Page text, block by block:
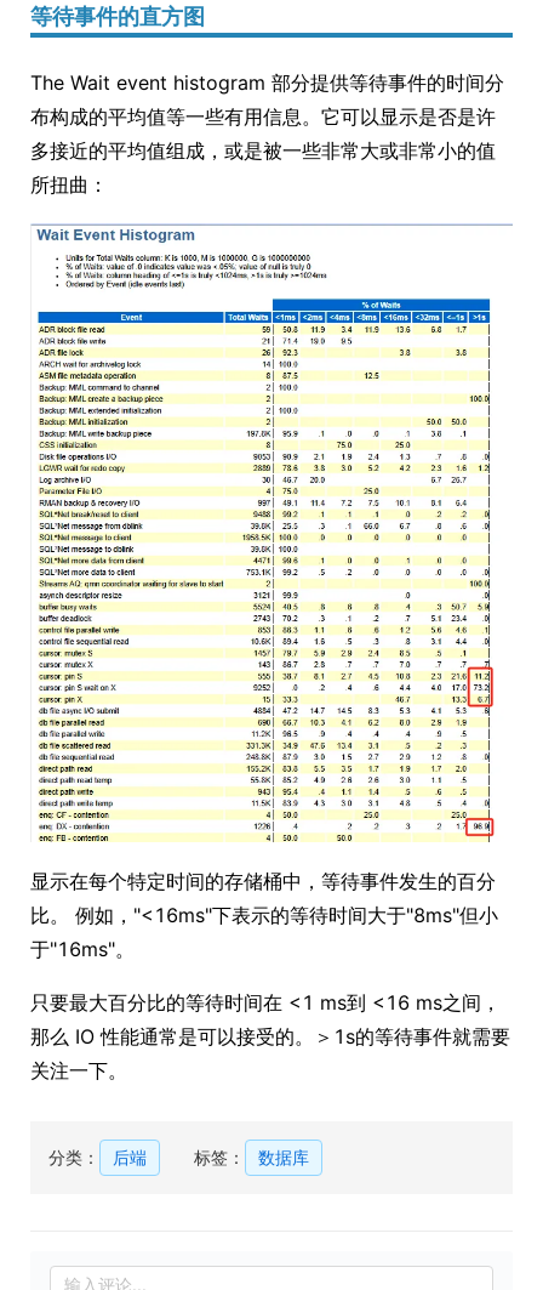
等待事件的直方图
The Wait event histogram 部分提供等待事件的时间分
布构成的平均值等一些有用信息。它可以显示是否是许
多接近的平均值组成，或是被一些非常大或非常小的值
所扭曲：
显示在每个特定时间的存储桶中，等待事件发生的百分
比。 例如，"<16ms"下表示的等待时间大于"8ms"但小
于"16ms"。
只要最大百分比的等待时间在 <1 ms到 <16 ms之间，
那么 IO 性能通常是可以接受的。＞1s的等待事件就需要
关注一下。
分类： 后端 标签： 数据库